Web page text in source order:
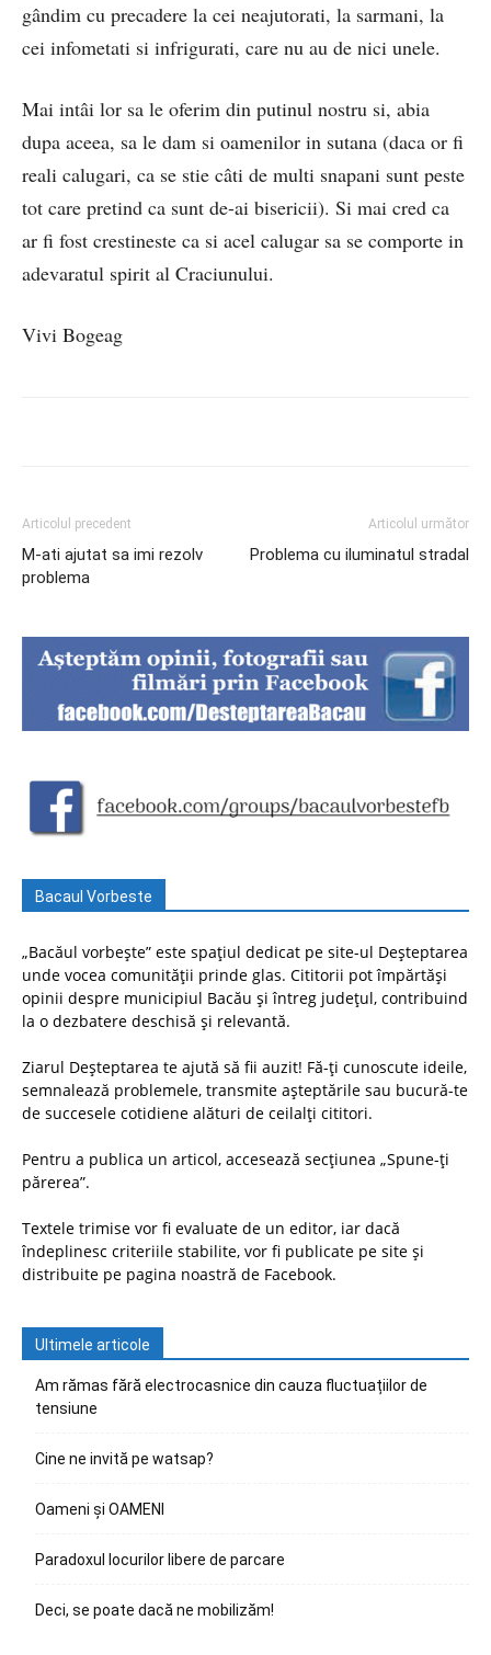
gândim cu precadere la cei neajutorati, la sarmani, la
cei infometati si infrigurati, care nu au de nici unele.
Mai intâi lor sa le oferim din putinul nostru si, abia
dupa aceea, sa le dam si oamenilor in sutana (daca or fi
reali calugari, ca se stie câti de multi snapani sunt peste
tot care pretind ca sunt de-ai bisericii). Si mai cred ca
ar fi fost crestineste ca si acel calugar sa se comporte in
adevaratul spirit al Craciunului.
Vivi Bogeag
Articolul precedent
M-ati ajutat sa imi rezolv
problema
Articolul următor
Problema cu iluminatul stradal
Bacaul Vorbeste
„Bacăul vorbește” este spațiul dedicat pe site-ul Deșteptarea
unde vocea comunității prinde glas. Cititorii pot împărtăși
opinii despre municipiul Bacău și întreg județul, contribuind
la o dezbatere deschisă și relevantă.
Ziarul Deșteptarea te ajută să fii auzit! Fă-ți cunoscute ideile,
semnalează problemele, transmite așteptările sau bucură-te
de succesele cotidiene alături de ceilalți cititori.
Pentru a publica un articol, accesează secțiunea „Spune-ți
părerea”.
Textele trimise vor fi evaluate de un editor, iar dacă
îndeplinesc criteriile stabilite, vor fi publicate pe site și
distribuite pe pagina noastră de Facebook.
Ultimele articole
Am rămas fără electrocasnice din cauza fluctuațiilor de
tensiune
Cine ne invită pe watsap?
Oameni și OAMENI
Paradoxul locurilor libere de parcare
Deci, se poate dacă ne mobilizăm!